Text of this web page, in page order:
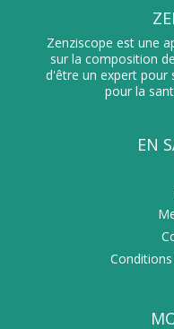
Zenziscope est une
sur la composition
d'être un expert pour
pour la
EN
Conditions